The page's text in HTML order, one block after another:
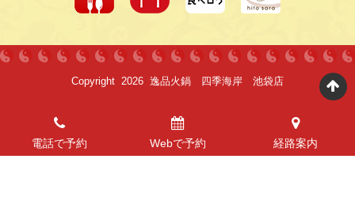
Copyright 2026 逸品火鍋 四季海岸 池袋店
電話で予約 Webで予約 経路案内